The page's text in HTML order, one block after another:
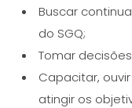
Buscar
do SGQ;
Tomar
Capacitar,
atingir os